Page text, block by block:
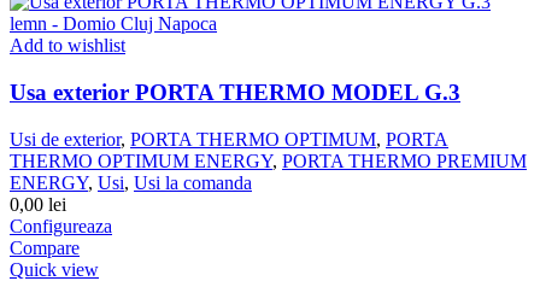
Add to wishlist
Usa exterior PORTA THERMO MODEL G.3
Usi de exterior, PORTA THERMO OPTIMUM, PORTA
THERMO OPTIMUM ENERGY, PORTA THERMO PREMIUM
ENERGY, Usi, Usi la comanda
0,00 lei
Configureaza
Compare
Quick view